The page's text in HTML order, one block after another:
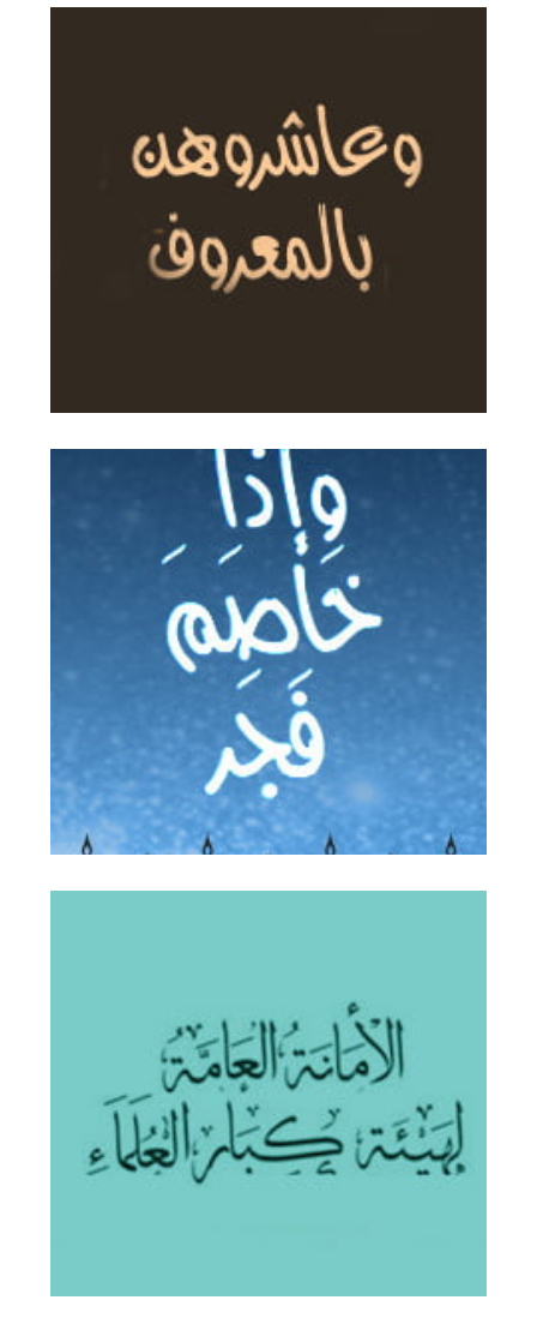
وعاشروهن بالمعروف
من المعاني الرئيسية للمعاشرة بالمعروف:
وإذَا خَاصَمَ فَجَر
iza-khasama-fajar
بيان هيئة كبار العلماء : في ذم الغلو
في التكفيـر وما ينشأ عنه من أثر
خطير
بيان شاف في هذا الأمر